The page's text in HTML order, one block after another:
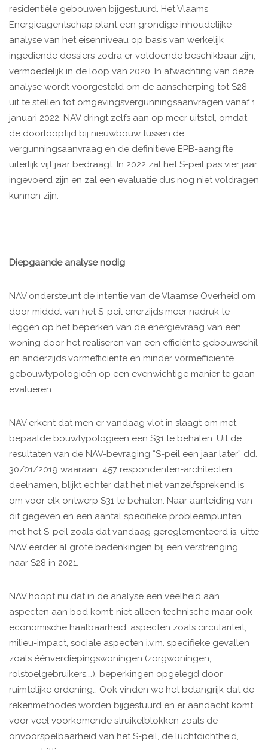
residentiële gebouwen bijgestuurd. Het Vlaams
Energieagentschap plant een grondige inhoudelijke
analyse van het eisenniveau op basis van werkelijk
ingediende dossiers zodra er voldoende beschikbaar zijn,
vermoedelijk in de loop van 2020. In afwachting van deze
analyse wordt voorgesteld om de aanscherping tot S28
uit te stellen tot omgevingsvergunningsaanvragen vanaf 1
januari 2022. NAV dringt zelfs aan op meer uitstel, omdat
de doorlooptijd bij nieuwbouw tussen de
vergunningsaanvraag en de definitieve EPB-aangifte
uiterlijk vijf jaar bedraagt. In 2022 zal het S-peil pas vier jaar
ingevoerd zijn en zal een evaluatie dus nog niet voldragen
kunnen zijn.
Diepgaande analyse nodig
NAV ondersteunt de intentie van de Vlaamse Overheid om
door middel van het S-peil enerzijds meer nadruk te
leggen op het beperken van de energievraag van een
woning door het realiseren van een efficiënte gebouwschil
en anderzijds vormefficiënte en minder vormefficiënte
gebouwtypologieën op een evenwichtige manier te gaan
evalueren.
NAV erkent dat men er vandaag vlot in slaagt om met
bepaalde bouwtypologieën een S31 te behalen. Uit de
resultaten van de NAV-bevraging “S-peil een jaar later” dd.
30/01/2019 waaraan 457 respondenten-architecten
deelnamen, blijkt echter dat het niet vanzelfsprekend is
om voor elk ontwerp S31 te behalen. Naar aanleiding van
dit gegeven en een aantal specifieke probleempunten
met het S-peil zoals dat vandaag gereglementeerd is, uitte
NAV eerder al grote bedenkingen bij een verstrenging
naar S28 in 2021.
NAV hoopt nu dat in de analyse een veelheid aan
aspecten aan bod komt: niet alleen technische maar ook
economische haalbaarheid, aspecten zoals circulariteit,
milieu-impact, sociale aspecten i.v.m. specifieke gevallen
zoals éénverdiepingswoningen (zorgwoningen,
rolstoelgebruikers,…), beperkingen opgelegd door
ruimtelijke ordening… Ook vinden we het belangrijk dat de
rekenmethodes worden bijgestuurd en er aandacht komt
voor veel voorkomende struikelblokken zoals de
onvoorspelbaarheid van het S-peil, de luchtdichtheid,